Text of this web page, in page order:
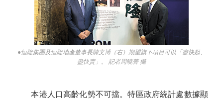
●恒隆集團及恒隆地產董事長陳文博（右）期望旗下項目可以「盡快起、
盡快賣」。 記者周曉菁 攝
本港人口高齡化勢不可擋。特區政府統計處數據顯